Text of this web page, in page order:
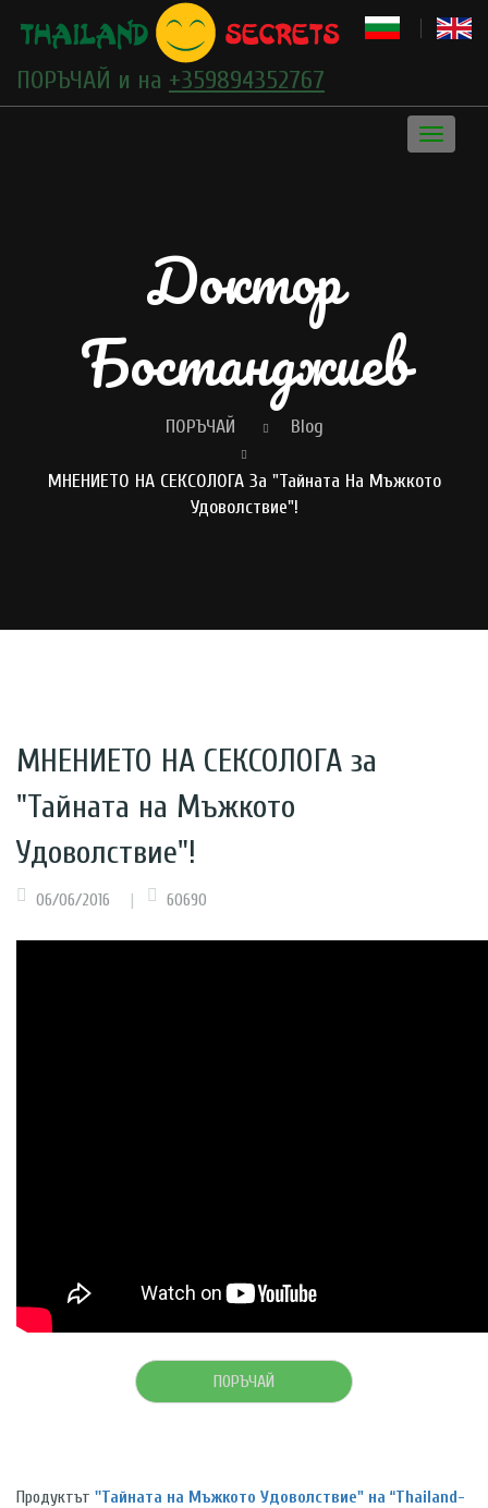
ПОРЪЧАЙ и на +359894352767
Toggle
Доктор
Бостанджиев
ПОРЪЧАЙ Blog
МНЕНИЕТО НА СЕКСОЛОГА За "Тайната На Мъжкото
Удоволствие"!
МНЕНИЕТО НА СЕКСОЛОГА за
"Тайната на Мъжкото
Удоволствие"!
06/06/2016 60690
ПОРЪЧАЙ
Продуктът ''Тайната на Мъжкото Удоволствие" на “Thailand-